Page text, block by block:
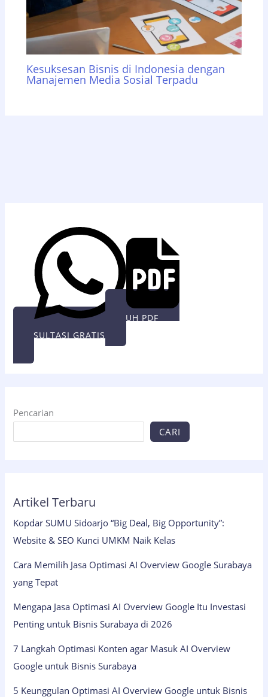
Kesuksesan Bisnis di Indonesia dengan
Manajemen Media Sosial Terpadu
KONSULTASI GRATIS
UNDUH PDF
Pencarian
CARI
Artikel Terbaru
Kopdar SUMU Sidoarjo “Big Deal, Big Opportunity”:
Website & SEO Kunci UMKM Naik Kelas
Cara Memilih Jasa Optimasi AI Overview Google Surabaya
yang Tepat
Mengapa Jasa Optimasi AI Overview Google Itu Investasi
Penting untuk Bisnis Surabaya di 2026
7 Langkah Optimasi Konten agar Masuk AI Overview
Google untuk Bisnis Surabaya
5 Keunggulan Optimasi AI Overview Google untuk Bisnis